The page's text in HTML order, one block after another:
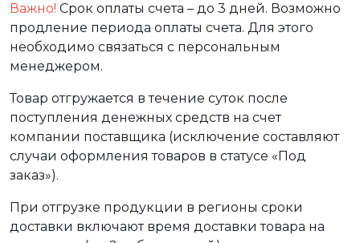
Важно! Срок оплаты счета – до 3 дней. Возможно
продление периода оплаты счета. Для этого
необходимо связаться с персональным
менеджером.
Товар отгружается в течение суток после
поступления денежных средств на счет
компании поставщика (исключение составляют
случаи оформления товаров в статусе «Под
заказ»).
При отгрузке продукции в регионы сроки
доставки включают время доставки товара на